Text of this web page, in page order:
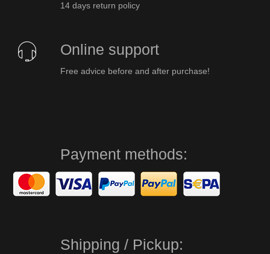
14 days return policy
Online support
Free advice before and after purchase!
Payment methods:
Shipping / Pickup: